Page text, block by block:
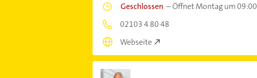
Geschlossen –Öffnet Montag um 09:00
02103 4 80 48
Webseite